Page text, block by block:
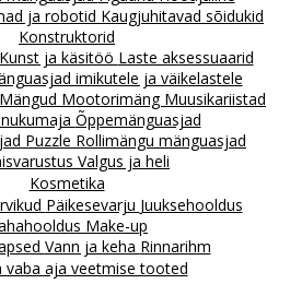
ja robotid Kaugjuhitavad sõidukid
Konstruktorid
Kunst ja käsitöö Laste aksessuaarid
imikutele ja väikelastele
Mängud Mootorimäng Muusikariistad
Õppemänguasjad
Puzzle Rollimängu mänguasjad
Valgus ja heli
Kosmetika
Päikesevarju Juuksehooldus
Make-up
Vann ja keha Rinnarihm
vaba aja veetmise tooted